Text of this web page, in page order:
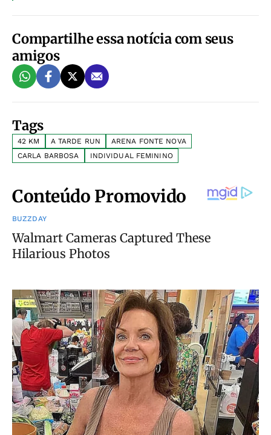
Compartilhe essa notícia com seus
amigos
Tags
42 KM A TARDE RUN
ARENA FONTE NOVA
CARLA BARBOSA
INDIVIDUAL FEMININO